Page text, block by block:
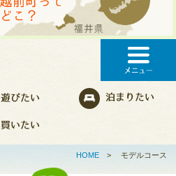
HOME> モデルコース